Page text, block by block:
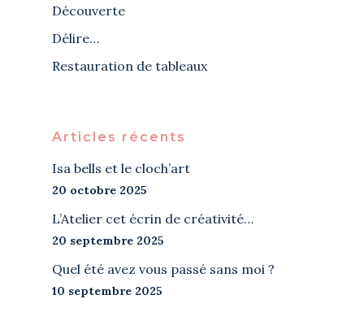
Découverte
Délire…
Restauration de tableaux
Articles récents
Isa bells et le cloch’art
20 octobre 2025
L’Atelier cet écrin de créativité…
20 septembre 2025
Quel été avez vous passé sans moi ?
10 septembre 2025